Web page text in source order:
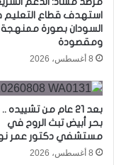
استهدف قطاع
السودان بصورة ممنهجة
ومقصودة
8 أغسطس، 2026
بعد 21 عام من
بحر أبيض تبث الروح في
مستشفي دكتور عمر نور
8 أغسطس، 2026